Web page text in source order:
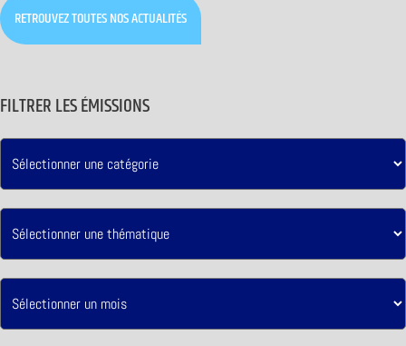
RETROUVEZ TOUTES NOS ACTUALITÉS
FILTRER LES ÉMISSIONS